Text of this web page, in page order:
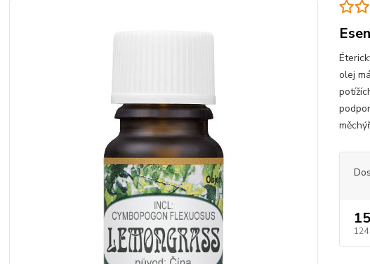
olej
124